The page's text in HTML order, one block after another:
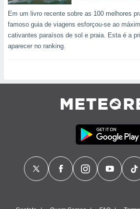
Em um livro recente sobre as 100 melhores
famoso guia de viagens esforçou-se ao
cativantes paraísos de sol e praia. Esta é a
aparecer no ranking.